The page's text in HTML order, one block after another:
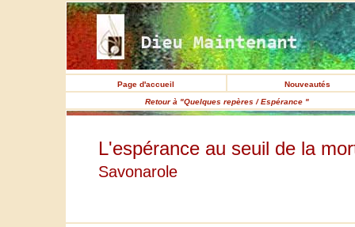
Page d'accueil
Nouveautés
Retour à "Quelques repères / Espérance "
L'espérance au seuil de la
Savonarole